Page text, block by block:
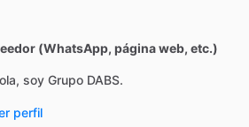
(WhatsApp, página web, etc.)
soy Grupo DABS.
perfil